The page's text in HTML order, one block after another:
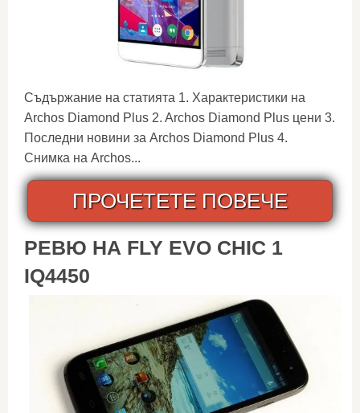
Съдържание на статията 1. Характеристики на
Archos Diamond Plus 2. Archos Diamond Plus цени 3.
Последни новини за Archos Diamond Plus 4.
Снимка на Archos...
ПРОЧЕТЕТЕ ПОВЕЧЕ
РЕВЮ НА FLY EVO CHIC 1
IQ4450